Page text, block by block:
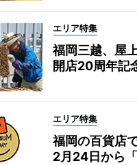
エリア特集
福岡三越、屋
開店20周年記
エリア特集
福岡の百貨店
2月24日から